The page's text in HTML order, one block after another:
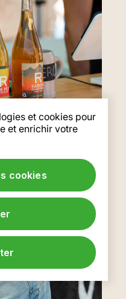
et cookies pour
et enrichir votre
cookies